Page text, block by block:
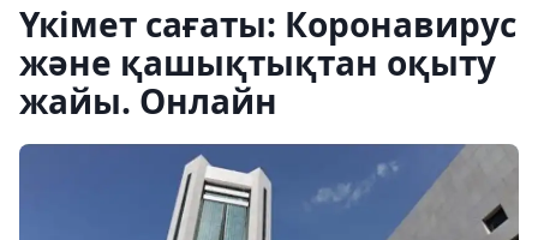
Үкімет сағаты: Коронавирус
және қашықтықтан оқыту
жайы. Онлайн